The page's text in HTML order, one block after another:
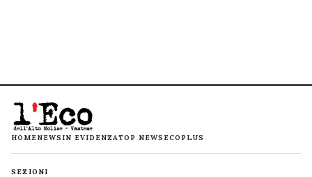
HOMENEWS IN EVIDENZATOP NEWS ECOPLUS
SEZIONI